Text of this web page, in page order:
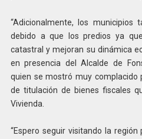
“Adicionalmente, los municipios
debido a que los predios ya
catastral y mejoran su dinámica
en presencia del Alcalde de
quien se mostró muy complacido
de titulación de bienes fiscales
Vivienda.
“Espero seguir visitando la